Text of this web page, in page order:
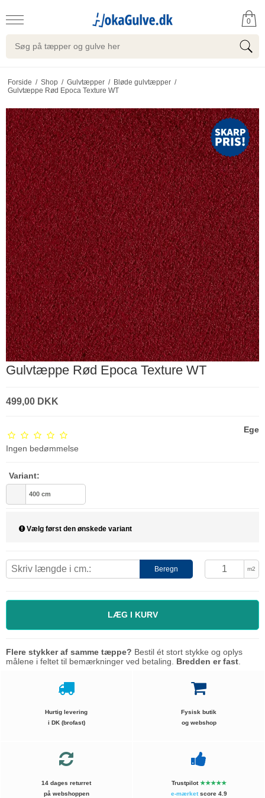
0
Forside / Shop / Gulvtæpper / Bløde gulvtæpper /
Gulvtæppe Rød Epoca Texture WT
Gulvtæppe Rød Epoca Texture WT
499,00 DKK
Ingen bedømmelse
Ege
Variant:
400 cm
Vælg først den ønskede variant
Beregn m2
LÆG I KURV
Flere stykker af samme tæppe? Bestil ét stort stykke og oplys
målene i feltet til bemærkninger ved betaling. Bredden er fast
Hurtig levering
i DK (brofast)
Fysisk butik
og webshop
14 dages returret
på webshoppen
Trustpilot★★★★★
e-mærketscore 4.9